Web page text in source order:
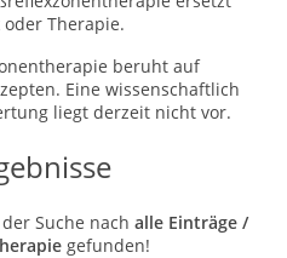
Therapie.
beruht auf
Eine wissenschaftlich
liegt derzeit nicht vor.
Suche nach alle Einträge /
gefunden!